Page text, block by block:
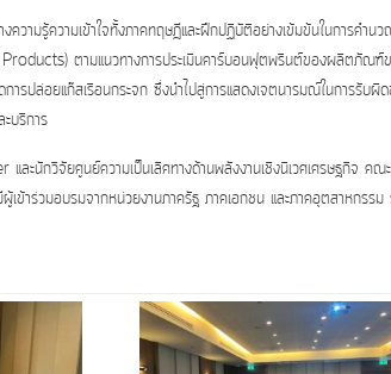
วามรู้ความเข้าใจทั้งภาคทฤษฎีและฝึกปฏิบัติอย่างเข้มข้นในการคำน
ตามแนวทางการประเมินคาร์บอนฟุตพรินต์ของผลิตภัณฑ์
ารปล่อยแก๊สเรือนกระจก ซึ่งนำไปสู่การแสดงเจตนารมณ์ในการรับผิ
บริการ
นักวิจัยศูนย์ความเป็นเลิศทางด้านพลังงานเชิงนิเวศเศรษฐกิจ คณะ
ข้าร่วมอบรมจากหน่วยงานภาครัฐ ภาคเอกชน และภาคอุตสาหกรรม